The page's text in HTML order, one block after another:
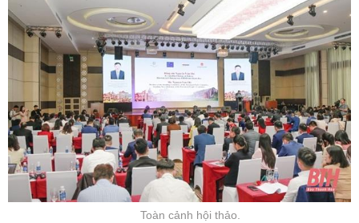
Toàn cảnh hội thảo.